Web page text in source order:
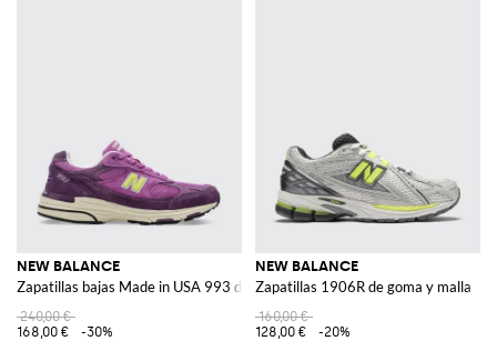
NEW BALANCE
Zapatillas bajas Made in USA 993 de ante y malla con logo
240,00 €
168,00 €
-30%
NEW BALANCE
Zapatillas 1906R de goma y malla
160,00 €
128,00 €
-20%